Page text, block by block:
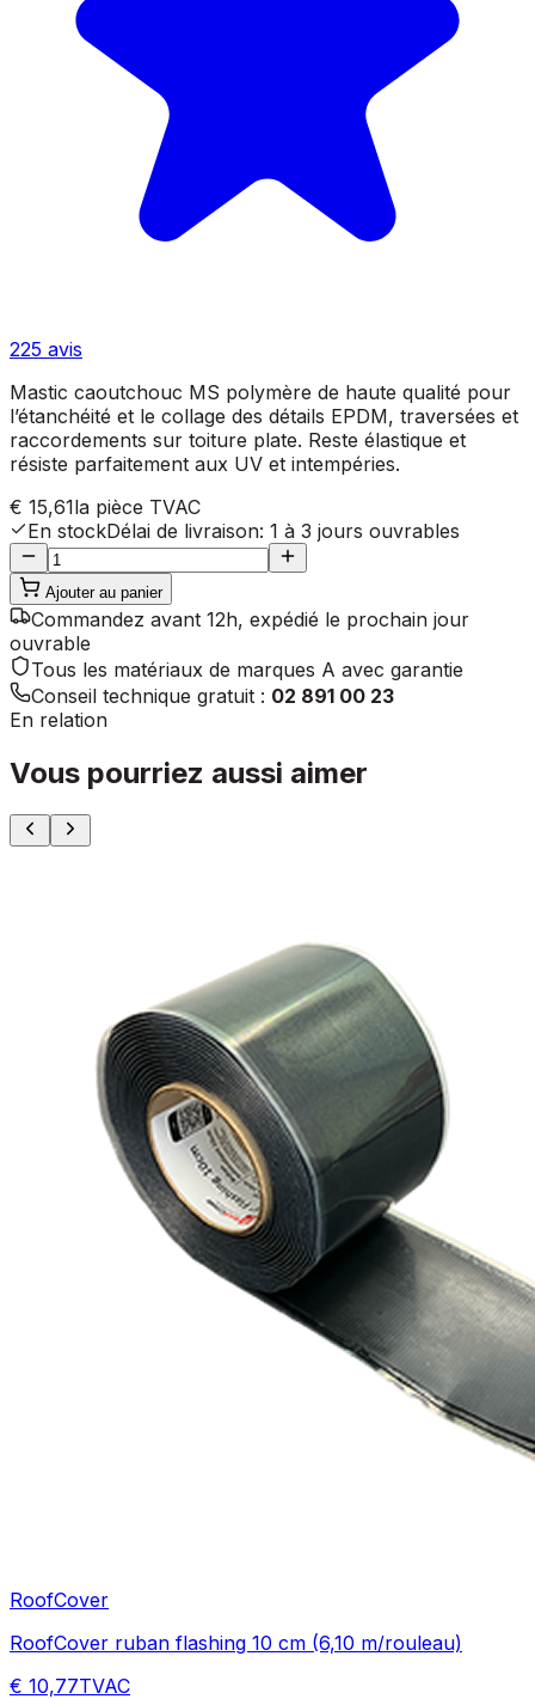
225 avis
Mastic caoutchouc MS polymère de haute qualité pour
l’étanchéité et le collage des détails EPDM, traversées et
raccordements sur toiture plate. Reste élastique et
résiste parfaitement aux UV et intempéries.
€ 15,61la pièce TVAC
En stockDélai de livraison: 1 à 3 jours ouvrables
Ajouter au panier
Commandez avant 12h, expédié le prochain jour
ouvrable
Tous les matériaux de marques A avec garantie
Conseil technique gratuit : 02 891 00 23
En relation
Vous pourriez aussi aimer
RoofCover
RoofCover ruban flashing 10 cm (6,10 m/rouleau)
€ 10,77TVAC